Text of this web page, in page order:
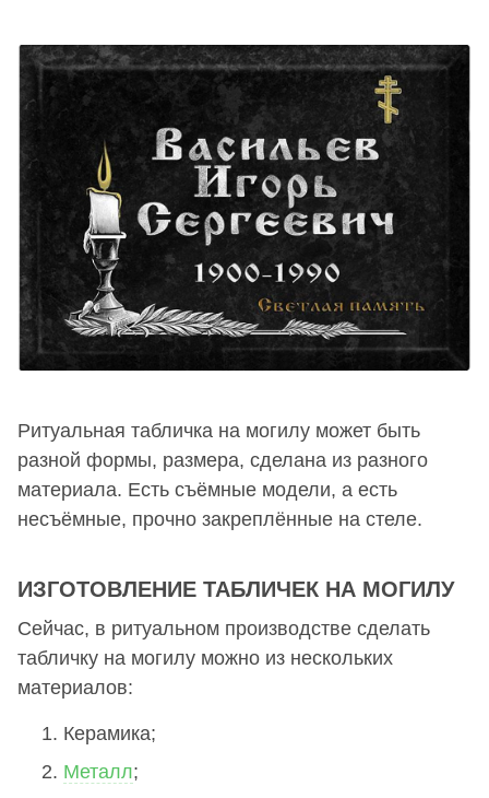
Ритуальная табличка на могилу может быть
разной формы, размера, сделана из разного
материала. Есть съёмные модели, а есть
несъёмные, прочно закреплённые на стеле.
ИЗГОТОВЛЕНИЕ ТАБЛИЧЕК НА МОГИЛУ
Сейчас, в ритуальном производстве сделать
табличку на могилу можно из нескольких
материалов:
Керамика;
Металл;